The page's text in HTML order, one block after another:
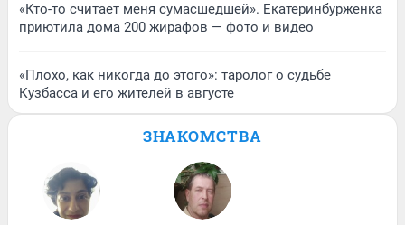
«Кто-то считает меня сумасшедшей». Екатеринбурженка
приютила дома 200 жирафов — фото и видео
«Плохо, как никогда до этого»: таролог о судьбе
Кузбасса и его жителей в августе
ЗНАКОМСТВА